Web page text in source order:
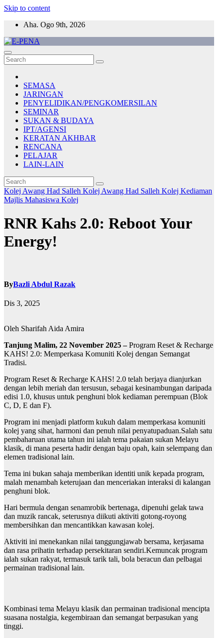
Skip to content
Aha. Ogo 9th, 2026
E-PENA
Berita Digital Terkini
SEMASA
JARINGAN
PENYELIDIKAN/PENGKOMERSILAN
SEMINAR
SUKAN & BUDAYA
IPT/AGENSI
KERATAN AKHBAR
RENCANA
PELAJAR
LAIN-LAIN
Kolej Awang Had Salleh Kolej Awang Had Salleh Kolej Kediaman
Majlis Mahasiswa Kolej
RNR Kahs 2.0: Reboot Your
Energy!
ByBazli Abdul Razak
Dis 3, 2025
Oleh Sharifah Aida Amira
Tanjung Malim, 22 November 2025 –Program Reset & Recharge
KAHS! 2.0: Memperkasa Komuniti Kolej dengan Semangat
Tradisi.
Program Reset & Recharge KAHS! 2.0 telah berjaya dianjurkan
dengan lebih meriah dan tersusun, sebagai kesinambungan daripada
edisi 1.0, khusus untuk penghuni blok kediaman perempuan (Blok
C, D, E dan F).
Program ini menjadi platform kukuh dalam memperkasa komuniti
kolej yang sihat, harmoni dan penuh nilai penyatupaduan.Salah satu
pembaharuan utama tahun ini ialah tema pakaian sukan Melayu
klasik, di mana peserta hadir dengan baju opah, kain selempang dan
elemen tradisional lain.
Tema ini bukan sahaja memberikan identiti unik kepada program,
malah menambah keterujaan dan menceriakan interaksi di kalangan
penghuni blok.
Hari bermula dengan senamrobik bertenaga, dipenuhi gelak tawa
dan muzik rancak, seterusnya diikuti aktiviti gotong-royong
membersihkan dan mencantikkan kawasan kolej.
Aktiviti ini menekankan nilai tanggungjawab bersama, kerjasama
dan rasa prihatin terhadap persekitaran sendiri.Kemuncak program
ialah sukan rakyat, termasuk tarik tali, bola beracun dan pelbagai
permainan tradisional lain.
Kombinasi tema Melayu klasik dan permainan tradisional mencipta
suasana nostalgia, kegembiraan dan semangat berpasukan yang
tinggi.